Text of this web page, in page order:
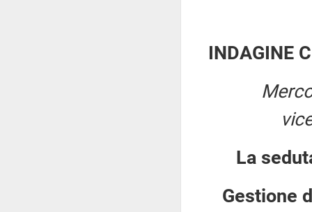
INDAGINE
La
Gestione